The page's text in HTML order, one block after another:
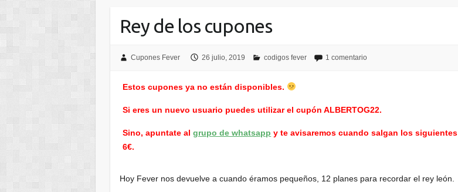
Rey de los cupones
Cupones Fever 26 julio, 2019 codigos fever 1 comentario
Estos cupones ya no están disponibles.
Si eres un nuevo usuario puedes utilizar el cupón ALBERTOG22.
Sino, apuntate algrupo de whatsapp y te avisaremos cuando salgan los siguientes
6€.
Hoy Fever nos devuelve a cuando éramos pequeños, 12 planes para recordar el rey león.